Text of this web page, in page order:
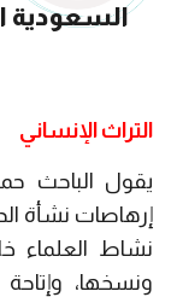
السعودية
التراث الإنساني
يقول الباحث
إرهاصات نشأة
نشاط العلماء
ونسخها،